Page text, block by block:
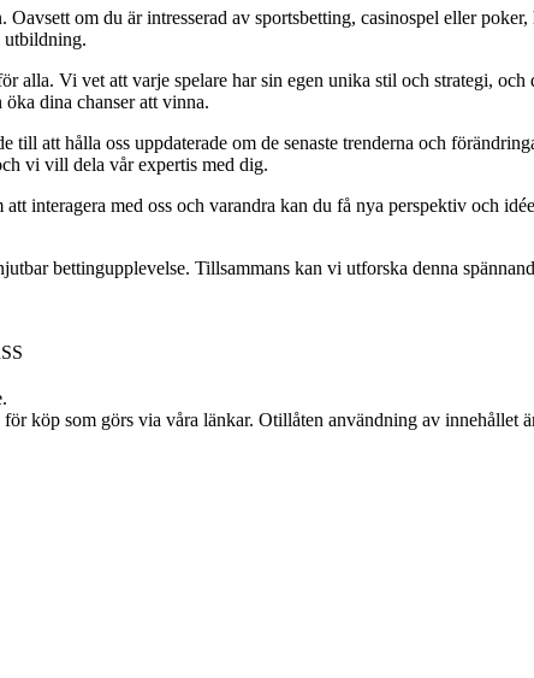
om du är intresserad av sportsbetting, casinospel eller
utbildning.
Vi vet att varje spelare har sin egen unika stil och strategi, och
dina chanser att vinna.
att hålla oss uppdaterade om de senaste trenderna och
vi vill dela vår expertis med dig.
interagera med oss och varandra kan du få nya perspektiv och
bettingupplevelse. Tillsammans kan vi utforska denna
köp som görs via våra länkar. Otillåten användning av innehållet